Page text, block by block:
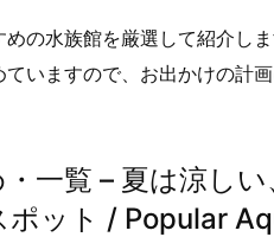
の水族館を厳選して紹介し
いますので、お出かけの計画
一覧 – 夏は涼し
ット / Popular